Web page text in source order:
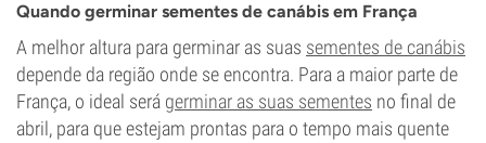
Quando germinar sementes de canábis em França
A melhor altura para germinar as suas sementes de canábis
depende da região onde se encontra. Para a maior parte de
França, o ideal será germinar as suas sementes no final de
abril, para que estejam prontas para o tempo mais quente